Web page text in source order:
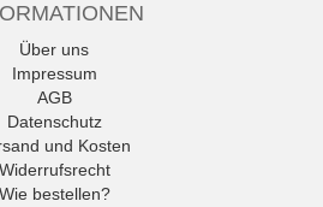
Über uns
Impressum
AGB
Datenschutz
und Kosten
Widerrufsrecht
Wie bestellen?